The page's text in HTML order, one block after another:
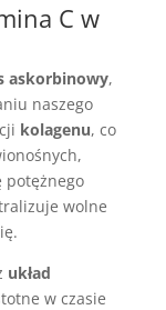
C w
askorbinowy,
naszego
kolagenu, co
potężnego
wolne
układ
w czasie